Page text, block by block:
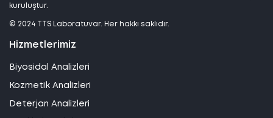
kuruluştur.
© 2024 TTS Laboratuvar. Her hakkı saklıdır.
Hizmetlerimiz
Biyosidal Analizleri
Kozmetik Analizleri
Deterjan Analizleri